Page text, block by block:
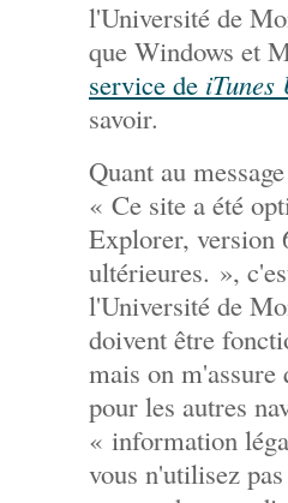
l'Université de
que Windows et
service de iTunes
savoir.
Quant au
« Ce site a été
Explorer, version
ultérieures. »,
l'Université de
doivent être
mais on m'assure
pour les autres
« information
vous n'utilisez